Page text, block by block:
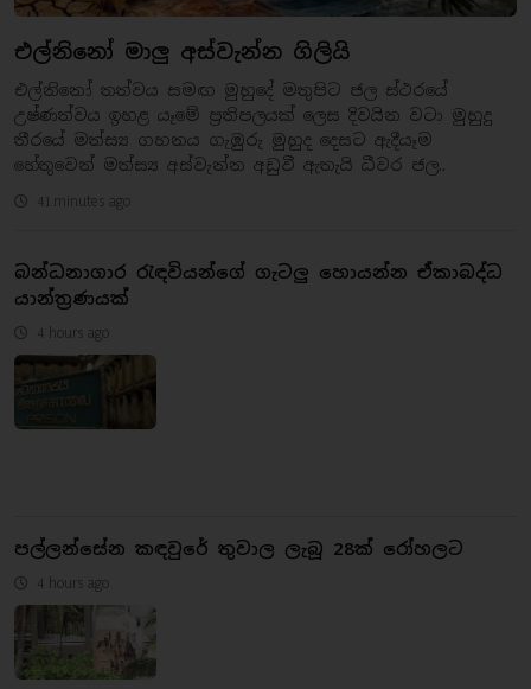
එල්නිනෝ මාලු අස්වැන්න ගිලියි
එල්නිනෝ තත්වය සමඟ මුහුදේ මතුපිට ජල ස්ථරයේ
උෂ්ණත්වය ඉහළ යෑමේ ප්‍රතිපලයක් ලෙස දිවයින වටා මුහුදු
තීරයේ මත්ස්‍ය ගහනය ගැඹුරු මුහුද දෙසට ඇදීයෑම
හේතුවෙන් මත්ස්‍ය අස්වැන්න අඩුවී ඇතැයි ධීවර ජල..
41 minutes ago
බන්ධනාගාර රැඳවියන්ගේ ගැටලු හොයන්න ඒකාබද්ධ
යාන්ත්‍රණයක්
4 hours ago
පල්ලන්සේන කඳවුරේ තුවාල ලැබූ 28ක් රෝහලට
4 hours ago